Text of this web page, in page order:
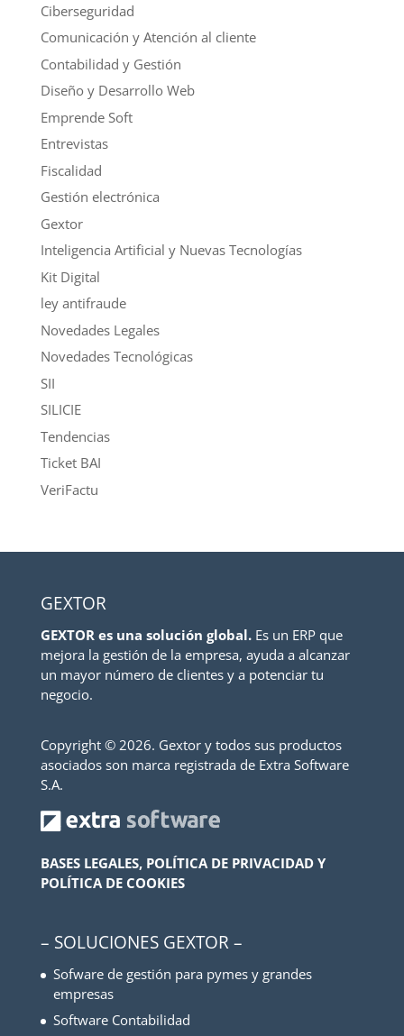
Ciberseguridad
Comunicación y Atención al cliente
Contabilidad y Gestión
Diseño y Desarrollo Web
Emprende Soft
Entrevistas
Fiscalidad
Gestión electrónica
Gextor
Inteligencia Artificial y Nuevas Tecnologías
Kit Digital
ley antifraude
Novedades Legales
Novedades Tecnológicas
SII
SILICIE
Tendencias
Ticket BAI
VeriFactu
GEXTOR
GEXTOR es una solución global.Es un ERP que
mejora la gestión de la empresa, ayuda a alcanzar
un mayor número de clientes y a potenciar tu
negocio.
Copyright © 2026. Gextor y todos sus productos
asociados son marca registrada de Extra Software
S.A.
BASES LEGALES, POLÍTICA DE PRIVACIDAD Y
POLÍTICA DE COOKIES
– SOLUCIONES GEXTOR –
Sofware de gestión para pymes y grandes
empresas
Software Contabilidad